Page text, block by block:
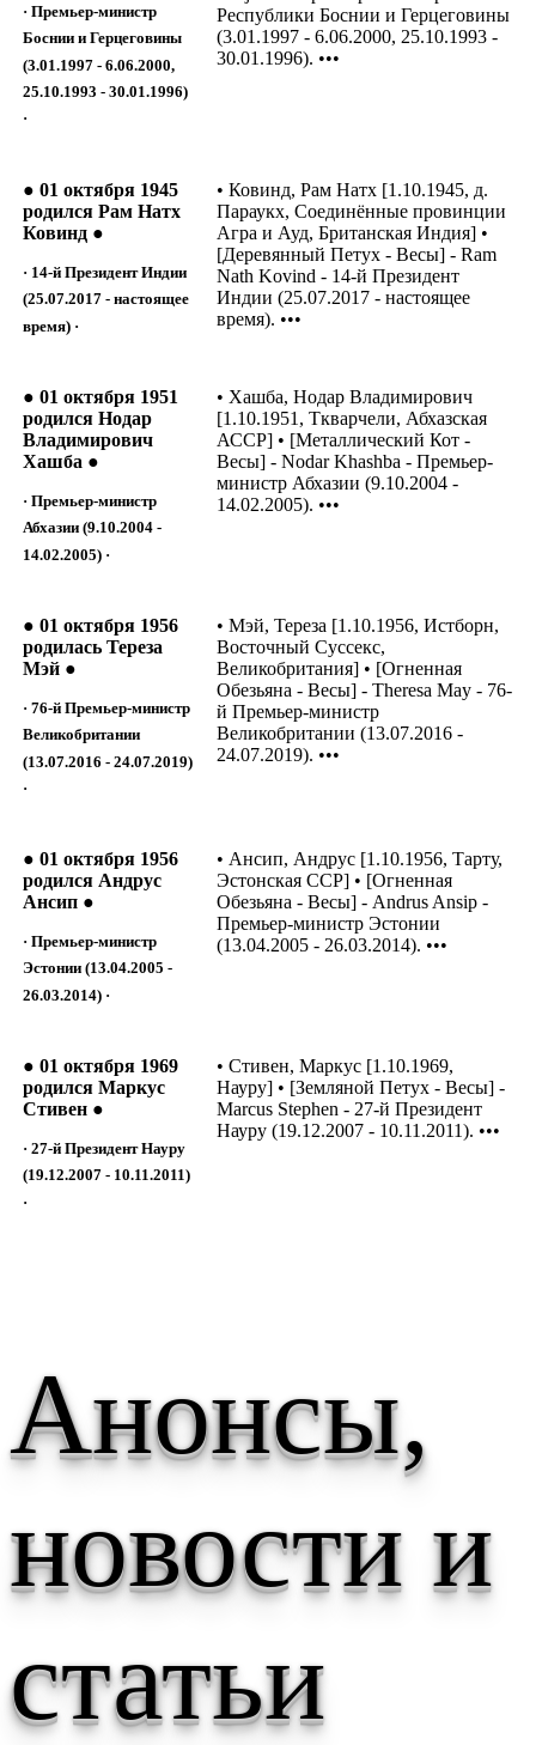
· Премьер-министр
Боснии и Герцеговины
(3.01.1997 - 6.06.2000,
25.10.1993 - 30.01.1996)
·
Республики Боснии и Герцеговины
(3.01.1997 - 6.06.2000, 25.10.1993 -
30.01.1996). •••
● 01 октября 1945
родился Рам Натх
Ковинд ●
· 14-й Президент Индии
(25.07.2017 - настоящее
время) ·
• Ковинд, Рам Натх [1.10.1945, д.
Параукх, Соединённые провинции
Агра и Ауд, Британская Индия] •
[Деревянный Петух - Весы] - Ram
Nath Kovind - 14-й Президент
Индии (25.07.2017 - настоящее
время). •••
● 01 октября 1951
родился Нодар
Владимирович
Хашба ●
· Премьер-министр
Абхазии (9.10.2004 -
14.02.2005) ·
• Хашба, Нодар Владимирович
[1.10.1951, Ткварчели, Абхазская
АССР] • [Металлический Кот -
Весы] - Nodar Khashba - Премьер-
министр Абхазии (9.10.2004 -
14.02.2005). •••
● 01 октября 1956
родилась Тереза
Мэй ●
· 76-й Премьер-министр
Великобритании
(13.07.2016 - 24.07.2019)
·
• Мэй, Тереза [1.10.1956, Истборн,
Восточный Суссекс,
Великобритания] • [Огненная
Обезьяна - Весы] - Theresa May - 76-
й Премьер-министр
Великобритании (13.07.2016 -
24.07.2019). •••
● 01 октября 1956
родился Андрус
Ансип ●
· Премьер-министр
Эстонии (13.04.2005 -
26.03.2014) ·
• Ансип, Андрус [1.10.1956, Тарту,
Эстонская ССР] • [Огненная
Обезьяна - Весы] - Andrus Ansip -
Премьер-министр Эстонии
(13.04.2005 - 26.03.2014). •••
● 01 октября 1969
родился Маркус
Стивен ●
· 27-й Президент Науру
(19.12.2007 - 10.11.2011)
·
• Стивен, Маркус [1.10.1969,
Науру] • [Земляной Петух - Весы] -
Marcus Stephen - 27-й Президент
Науру (19.12.2007 - 10.11.2011). •••
Анонсы,
новости и
статьи